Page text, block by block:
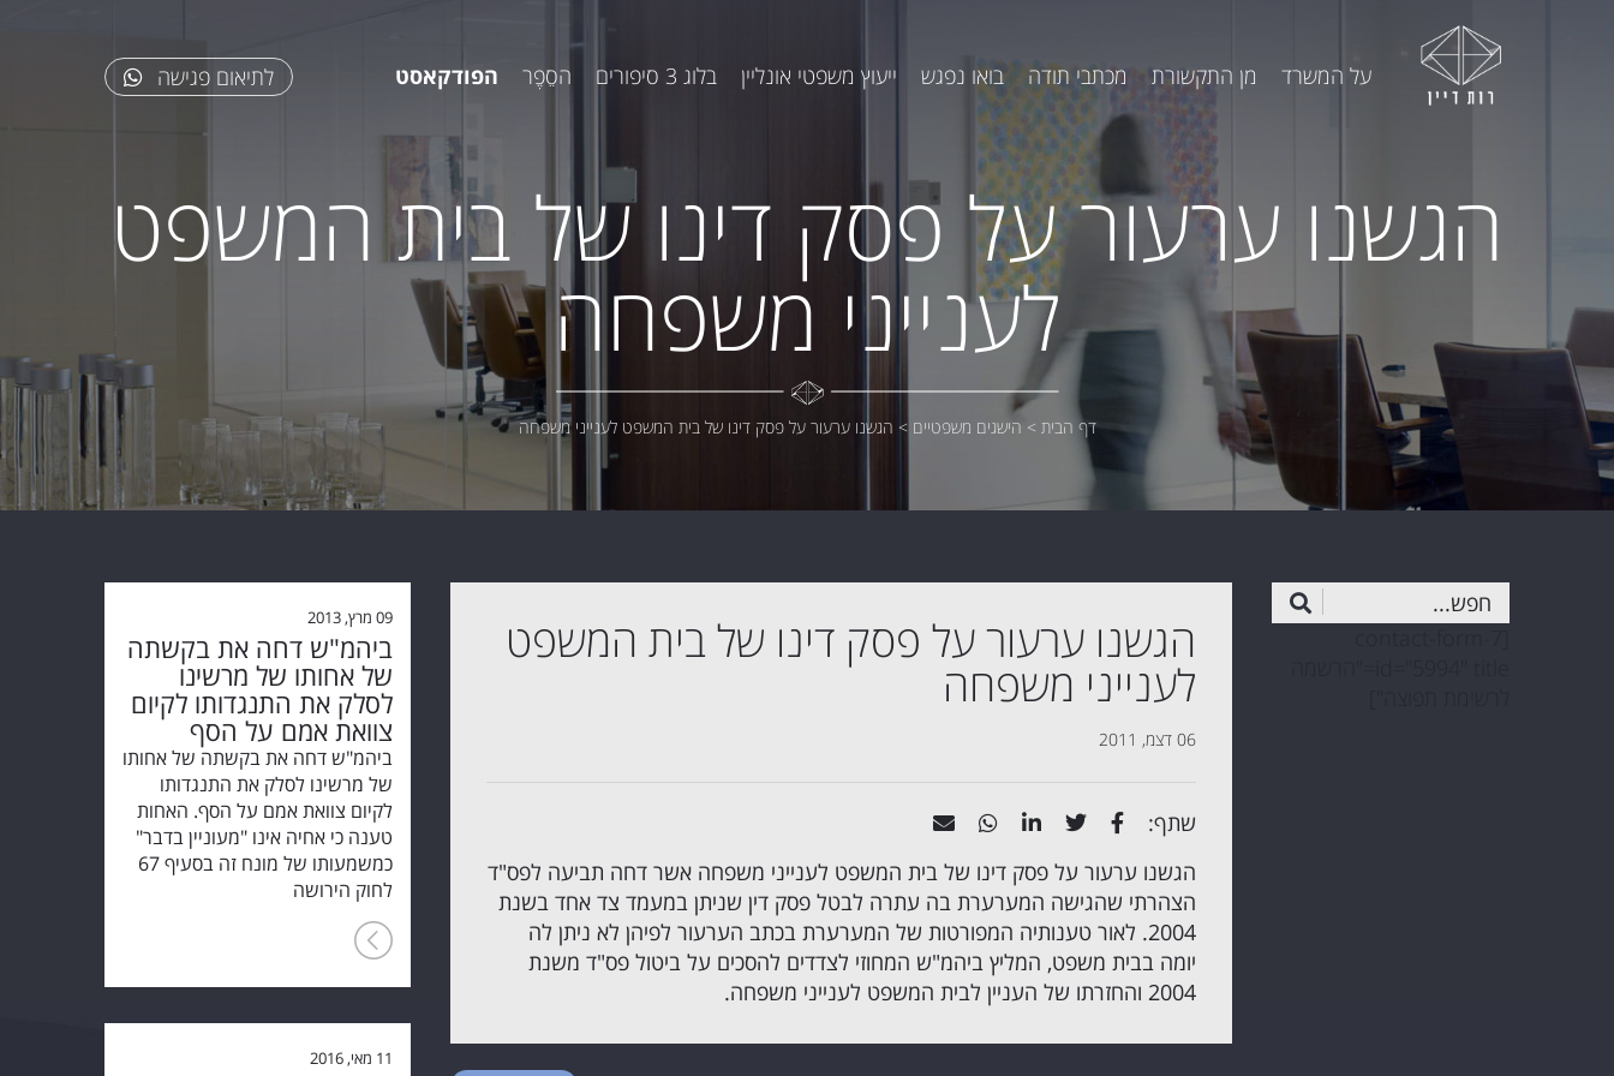
על המשרד מן התקשורת מכתבי תודה בואו נפגש ייעוץ משפטי אונליין בלוג 3 סיפורים הסֵפֶר הפודקאסט לתיאום פגישה
הגשנו ערעור על פסק דינו של בית המשפט
לענייני משפחה
דף הבית > הישגים משפטיים > הגשנו ערעור על פסק דינו של בית המשפט לענייני משפחה
09 מרץ, 2013
ביהמ"ש דחה את בקשתה
של אחותו של מרשינו
לסלק את התנגדותו לקיום
צוואת אמם על הסף
ביהמ"ש דחה את בקשתה של אחותו
של מרשינו לסלק את התנגדותו
לקיום צוואת אמם על הסף. האחות
טענה כי אחיה אינו "מעוניין בדבר"
כמשמעותו של מונח זה בסעיף 67
לחוק הירושה
11 מאי, 2016
הגשנו ערעור על פסק דינו של בית המשפט
לענייני משפחה
06 דצמ, 2011
שתף:
הגשנו ערעור על פסק דינו של בית המשפט לענייני משפחה אשר דחה תביעה לפס"ד
הצהרתי שהגישה המערערת בה עתרה לבטל פסק דין שניתן במעמד צד אחד בשנת
2004. לאור טענותיה המפורטות של המערערת בכתב הערעור לפיהן לא ניתן לה
יומה בבית משפט, המליץ ביהמ"ש המחוזי לצדדים להסכים על ביטול פס"ד משנת
2004 והחזרתו של העניין לבית המשפט לענייני משפחה.